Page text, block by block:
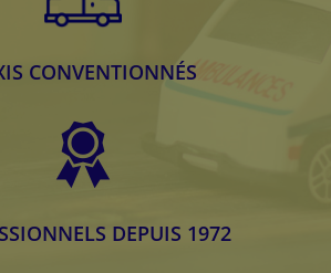
CONVENTIONNÉS
DEPUIS 1972